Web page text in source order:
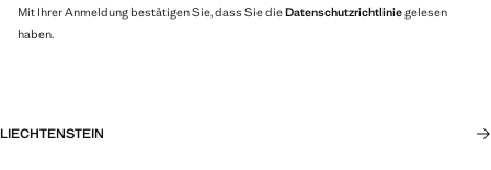
Mit Ihrer Anmeldung bestätigen Sie, dass Sie dieDatenschutzrichtliniegelesen
haben.
LIECHTENSTEIN